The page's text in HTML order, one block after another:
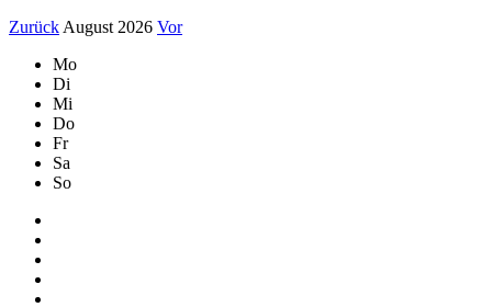
Zurück August 2026 Vor
Mo
Di
Mi
Do
Fr
Sa
So